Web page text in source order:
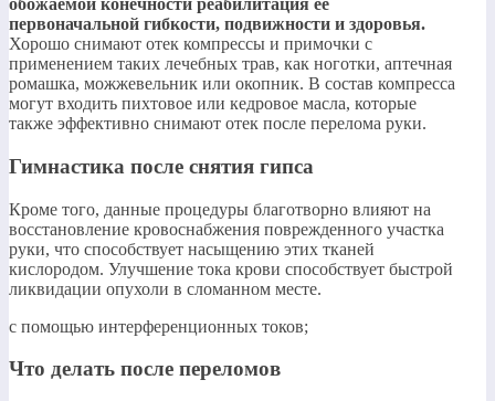
обожаемой конечности реабилитация ее
первоначальной гибкости, подвижности и здоровья.​
Хорошо снимают отек компрессы и примочки с
применением таких лечебных трав, как ноготки, аптечная
ромашка, можжевельник или окопник. В состав компресса
могут входить пихтовое или кедровое масла, которые
также эффективно снимают отек после перелома руки.​
Гимнастика после снятия гипса
​Кроме того, данные процедуры благотворно влияют на
восстановление кровоснабжения поврежденного участка
руки, что способствует насыщению этих тканей
кислородом. Улучшение тока крови способствует быстрой
ликвидации опухоли в сломанном месте.​
​с помощью интерференционных токов;​
Что делать после переломов